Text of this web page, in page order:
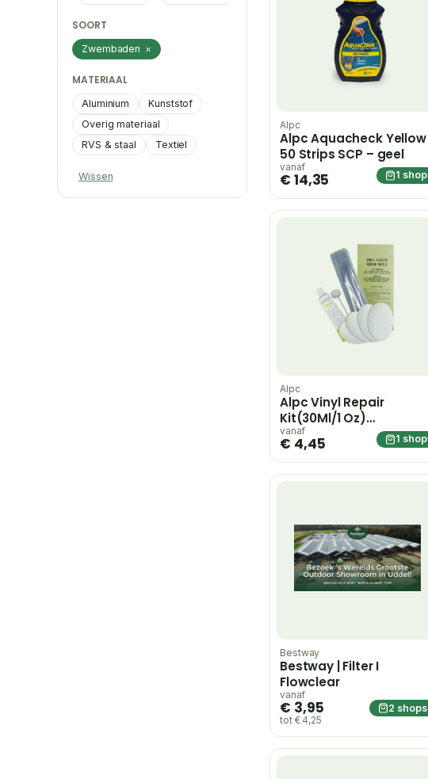
SOORT
Zwembaden ×
MATERIAAL
Aluminium
Kunststof
Overig materiaal
RVS & staal
Textiel
Wissen
Alpc
Alpc Aquacheck Yellow
50 Strips SCP – geel
vanaf
€ 14,35 1 shop
Alpc
Alpc Vinyl Repair
Kit(30Ml/1 Oz)
Peel&Patch Braet
vanaf
€ 4,45 1 shop
Bestway
Bestway | Filter I
Flowclear
vanaf
€ 3,95
tot € 4,25
2 shops